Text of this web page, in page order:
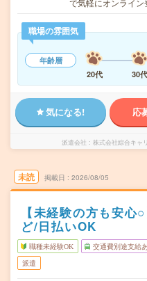
で気軽にオンライ
職場の雰囲気
年齢層
20代
30代
気になる! 応
派遣会社 株式会社綜合キャ
未読 掲載日 2026/08/05
【未経験の方も安心
ど/日払いOK
職種未経験OK 交通費別途支給
派遣